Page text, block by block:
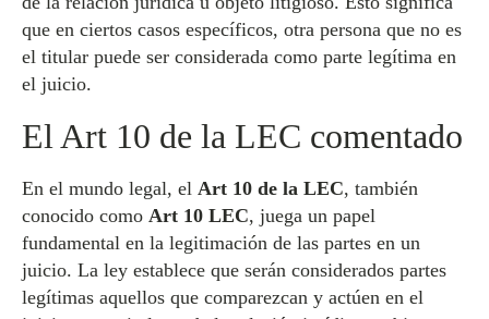
que en ciertos casos específicos, otra persona que no es
el titular puede ser considerada como parte legítima en
el juicio.
El Art 10 de la LEC comentado
En el mundo legal, el Art 10 de la LEC, también
conocido como Art 10 LEC, juega un papel
fundamental en la legitimación de las partes en un
juicio. La ley establece que serán considerados partes
legítimas aquellos que comparezcan y actúen en el